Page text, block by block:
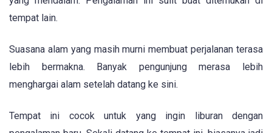
tempat lain.
Suasana alam yang masih murni membuat perjalanan terasa
lebih bermakna. Banyak pengunjung merasa lebih
menghargai alam setelah datang ke sini.
Tempat ini cocok untuk yang ingin liburan dengan